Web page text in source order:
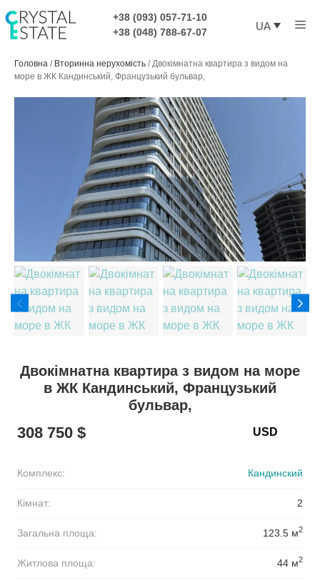
до
контенту
+38 (093) 057-71-10
+38 (048) 788-67-07
UA
Головна / Вторинна нерухомість /Двокімнатна квартира з видом на
море в ЖК Кандинський, Французький бульвар,
Двокімнатна квартира з видом на море
в ЖК Кандинський, Французький
бульвар,
308 750 $
Комплекс: Кандинский
Кімнат: 2
Загальна площа: 123.5 м2
Житлова площа: 44 м2